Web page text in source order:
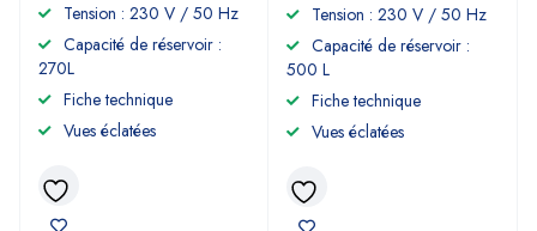
Tension : 230 V / 50 Hz
Capacité de réservoir :
270L
Fiche technique
Vues éclatées
Tension : 230 V / 50 Hz
Capacité de réservoir :
500 L
Fiche technique
Vues éclatées